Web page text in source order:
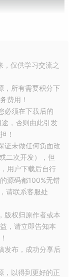
() {
，仅供学习交流之
，所有需要积分下
费用！
必须在下载后的
，否则由此引发
！
证未做任何负面改
二次开发），但
用户下载后自行
源码都100%无错
请联系客服处
版权归原作者或本
，请立即告知本
发布，成功分享后
，以得到更好的正